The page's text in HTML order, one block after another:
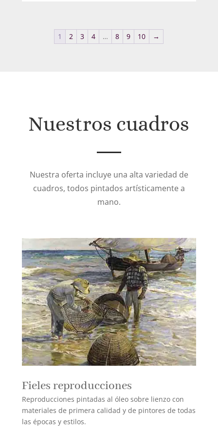
desde
330€
1 2 3 4 … 8 9 10 →
Nuestros cuadros
Nuestra oferta incluye una alta variedad de
cuadros, todos pintados artísticamente a
mano.
Fieles reproducciones
Reproducciones pintadas al óleo sobre lienzo con
materiales de primera calidad y de pintores de todas
las épocas y estilos.